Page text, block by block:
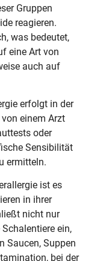
Gruppen
reagieren.
was bedeutet,
eine Art von
auch auf
erfolgt in der
einem Arzt
oder
Sensibilität
ermitteln.
ist es
in ihrer
nicht nur
ein,
Saucen, Suppen
bei der